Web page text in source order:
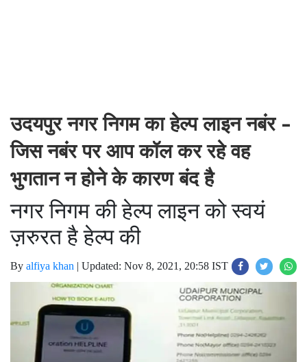
उदयपुर नगर निगम का हेल्प लाइन नबंर -
जिस नबंर पर आप कॉल कर रहे वह
भुगतान न होने के कारण बंद है
नगर निगम की हेल्प लाइन को स्वयं
ज़रुरत है हेल्प की
By alfiya khan | Updated: Nov 8, 2021, 20:58 IST